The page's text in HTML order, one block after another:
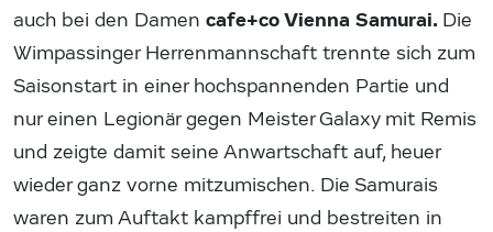
auch bei den Damen cafe+co Vienna Samurai. Die
Wimpassinger Herrenmannschaft trennte sich zum
Saisonstart in einer hochspannenden Partie und
nur einen Legionär gegen Meister Galaxy mit Remis
und zeigte damit seine Anwartschaft auf, heuer
wieder ganz vorne mitzumischen. Die Samurais
waren zum Auftakt kampffrei und bestreiten in